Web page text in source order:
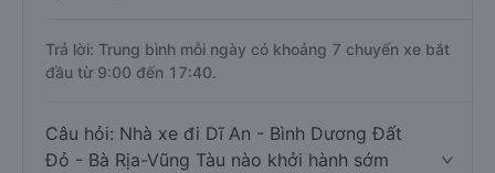
Trả lời: Trung bình mỗi ngày có khoảng 7 chuyến xe bắt
đầu từ 9:00 đến 17:40.
Câu hỏi: Nhà xe đi Dĩ An - Bình Dương Đất
Đỏ - Bà Rịa-Vũng Tàu nào khởi hành sớm